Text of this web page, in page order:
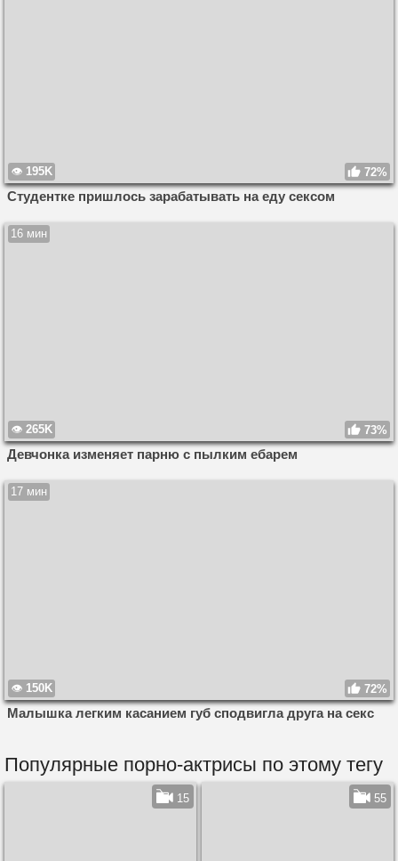
195K 72%
Студентке пришлось зарабатывать на еду сексом
16 мин
265K 73%
Девчонка изменяет парню с пылким ебарем
17 мин
150K 72%
Малышка легким касанием губ сподвигла друга на секс
Популярные порно-актрисы по этому тегу
15 55